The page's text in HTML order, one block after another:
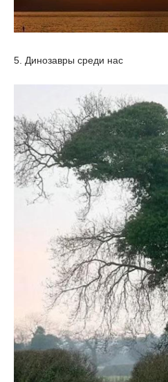
5. Динозавры среди нас